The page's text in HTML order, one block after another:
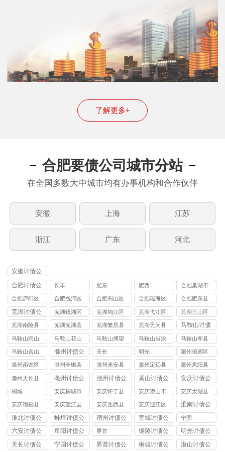
了解更多+
合肥要债公司城市分站
在全国多数大中城市均有办事机构和合作伙伴
安徽 上海 江苏
浙江 广东 河北
安徽讨债公
司
合肥讨债公
司
长丰 肥东 肥西
合肥巢湖市
讨债公司
合肥庐阳区
讨债公司
合肥包河区
讨债公司
合肥蜀山区
讨债公司
合肥瑶海区
讨债公司
合肥肥东县
讨债公司
芜湖讨债公
司
芜湖镜湖区
讨债公司
芜湖鸠江区
讨债公司
芜湖弋江区
讨债公司
芜湖三山区
讨债公司
芜湖南陵县
讨债公司
芜湖芜湖县
讨债公司
芜湖繁昌县
讨债公司
芜湖无为县
讨债公司
马鞍山讨债
公司
马鞍山雨山
区讨债公司
马鞍山花山
区讨债公司
马鞍山博望
区讨债公司
马鞍山当涂
县讨债公司
马鞍山和县
讨债公司
马鞍山含山
县讨债公司
滁州讨债公
司
天长 明光
滁州琅琊区
讨债公司
滁州南谯区
讨债公司
滁州全椒县
讨债公司
滁州来安县
讨债公司
滁州定远县
讨债公司
滁州凤阳县
讨债公司
滁州天长县
讨债公司
亳州讨债公
司
池州讨债公
司
黄山讨债公
司
安庆讨债公
司
桐城
安庆桐城市
讨债公司
安庆怀宁县
讨债公司
安庆潜山市
讨债公司
安庆太湖县
讨债公司
安庆宿松县
讨债公司
安庆望江县
讨债公司
安庆岳西县
讨债公司
安庆迎江区
讨债公司
淮南讨债公
司
淮北讨债公
司
蚌埠讨债公
司
宿州讨债公
司
宣城讨债公
司
宁国
六安讨债公
司
阜阳讨债公
司
界首
铜陵讨债公
司
明光讨债公
司
天长讨债公
宁国讨债公
界首讨债公
桐城讨债公
潜山讨债公